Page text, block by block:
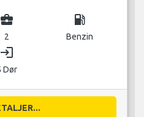
business_center
2
local_gas_station
Benzin
login
Dør